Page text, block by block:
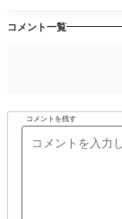
コメント一覧
コメントを残す